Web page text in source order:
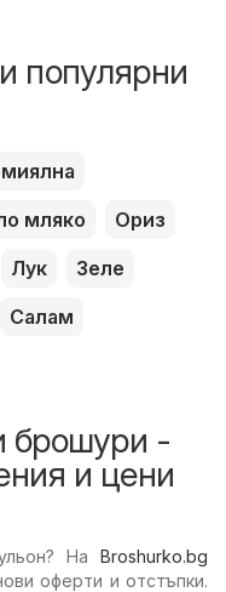
популярни
мляко
Ориз
Лук
Зеле
Салам
брошури -
и цени
На Broshurko.bg
оферти и отстъпки.